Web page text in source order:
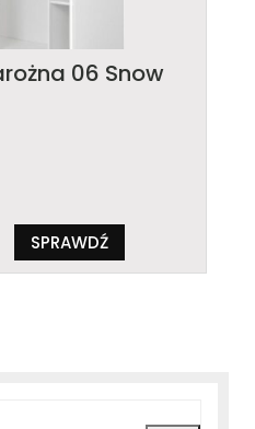
06 Snow
SPRAWDŹ